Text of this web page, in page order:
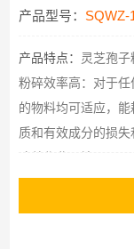
产品型号： SQWZ-
产品特点： 灵芝孢
粉碎效率高：对于
的物料均可适应，
质和有效成分的损